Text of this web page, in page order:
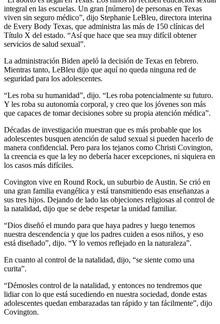
integral en las escuelas. Un gran [número] de personas en Texas
viven sin seguro médico”, dijo Stephanie LeBleu, directora interina
de Every Body Texas, que administra las más de 150 clínicas del
Título X del estado. “Así que hace que sea muy difícil obtener
servicios de salud sexual”.
La administración Biden apeló la decisión de Texas en febrero.
Mientras tanto, LeBleu dijo que aquí no queda ninguna red de
seguridad para los adolescentes.
“Les roba su humanidad”, dijo. “Les roba potencialmente su futuro.
Y les roba su autonomía corporal, y creo que los jóvenes son más
que capaces de tomar decisiones sobre su propia atención médica”.
Décadas de investigación muestran que es más probable que los
adolescentes busquen atención de salud sexual si pueden hacerlo de
manera confidencial. Pero para los tejanos como Christi Covington,
la creencia es que la ley no debería hacer excepciones, ni siquiera en
los casos más difíciles.
Covington vive en Round Rock, un suburbio de Austin. Se crió en
una gran familia evangélica y está transmitiendo esas enseñanzas a
sus tres hijos. Dejando de lado las objeciones religiosas al control de
la natalidad, dijo que se debe respetar la unidad familiar.
“Dios diseñó el mundo para que haya padres y luego tenemos
nuestra descendencia y que los padres cuiden a esos niños, y eso
está diseñado”, dijo. “Y lo vemos reflejado en la naturaleza”.
En cuanto al control de la natalidad, dijo, “se siente como una
curita”.
“Démosles control de la natalidad, y entonces no tendremos que
lidiar con lo que está sucediendo en nuestra sociedad, donde estas
adolescentes quedan embarazadas tan rápido y tan fácilmente”, dijo
Covington.